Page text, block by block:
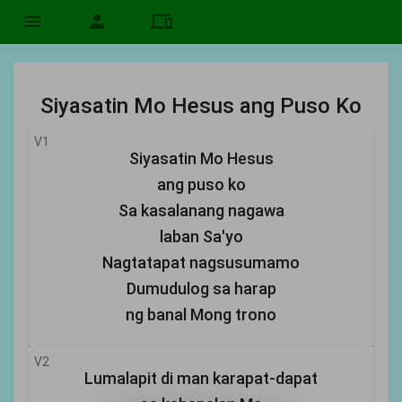
menu person devices
Siyasatin Mo Hesus ang Puso Ko
V1
Siyasatin Mo Hesus
ang puso ko
Sa kasalanang nagawa
laban Sa'yo
Nagtatapat nagsusumamo
Dumudulog sa harap
ng banal Mong trono
V2
Lumalapit di man karapat-dapat